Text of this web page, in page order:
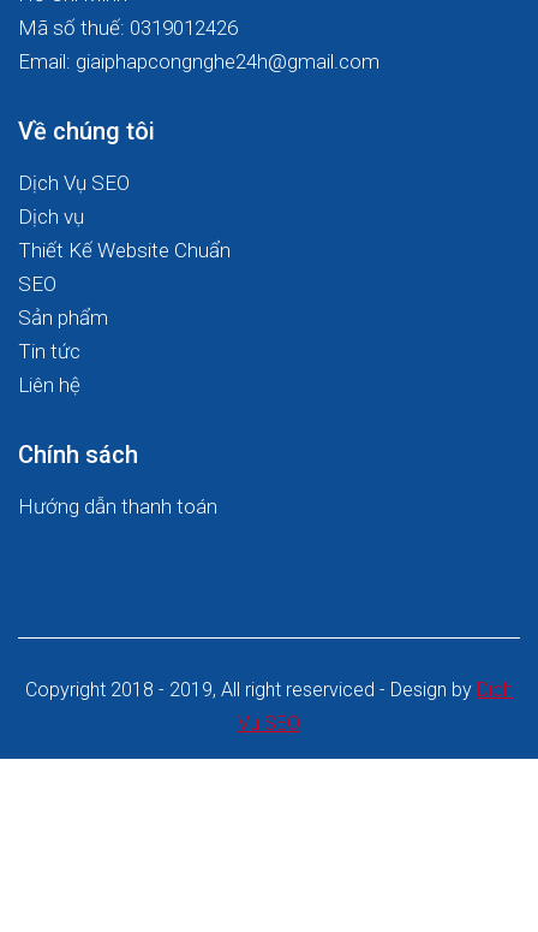
Mã số thuế: 0319012426
Email: giaiphapcongnghe24h@gmail.com
Về chúng tôi
Dịch Vụ SEO
Dịch vụ
Thiết Kế Website Chuẩn
SEO
Sản phẩm
Tin tức
Liên hệ
Chính sách
Hướng dẫn thanh toán
Copyright 2018 - 2019, All right reserviced - Design by Dich
Vu SEO